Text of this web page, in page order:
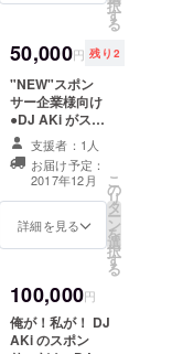
トのリミッ
クスを手掛
け、2014年
からは3年間
に渡って
STY、YUUKi
MC とのユ
ニットASYで
ンスミュー
ジックを軸
に楽曲制作
ロールにお名前
を記載 ●DJ AKi
が選ぶチェコの
お土産 ●チェコ
料理をたべなが
ら Let It Roll の
思い出話を聞く
択
す
る
50,000円 残り2
"NEW"スポン
サー企業様向け
●DJ AKi がスト
レッチゴール達
成時に実施する
VRストリーミン
グ中にロゴを記
載
支援者：1人
お届け予定：
2017年12月
詳細を見る
こ
の
リ
タ
ー
ン
を
選
択
す
る
100,000円
俺が！私が！ DJ
AKi のスポン